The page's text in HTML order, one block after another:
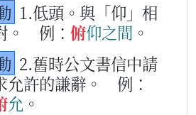
1.低頭。與「仰」相
。
例： 俯仰之間 。
2.舊時公文書信中請
允許的謙辭。
例：
允 。